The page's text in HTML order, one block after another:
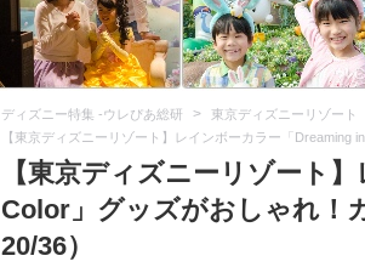
ディズニー特集 -ウレぴあ総研 > 東京ディズニーリゾート
【東京ディズニーリゾート】レインボーカラー「Dreaming
【東京ディズニーリゾート
Color」グッズがおしゃれ！
20/36）